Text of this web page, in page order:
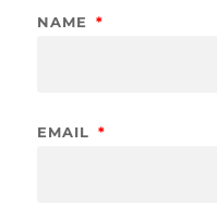
NAME *
EMAIL *